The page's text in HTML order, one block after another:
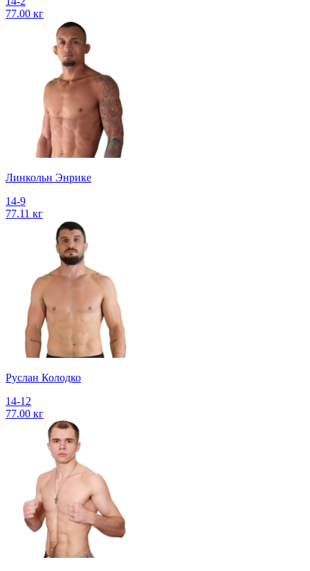
77.00 кг
Линкольн Энрике
14-9
77.11 кг
Руслан Колодко
14-12
77.00 кг